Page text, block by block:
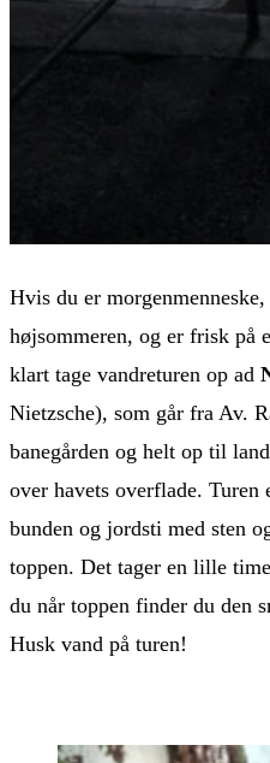
Hvis du er
højsommeren, og er frisk på
klart tage vandreturen op ad
Nietzsche), som går fra Av.
banegården og helt op til
over havets overflade. Turen
bunden og jordsti med sten
toppen. Det tager en lille
du når toppen finder du den
Husk vand på turen!